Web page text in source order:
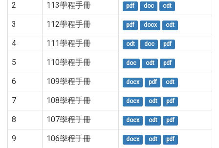
2 113學程手冊 pdf doc odt
3 112學程手冊 pdf docx odt
4 111學程手冊 odt doc pdf
5 110學程手冊 doc odt pdf
6 109學程手冊 docx pdf odt
7 108學程手冊 docx odt pdf
8 107學程手冊 docx odt pdf
9 106學程手冊 docx odt pdf